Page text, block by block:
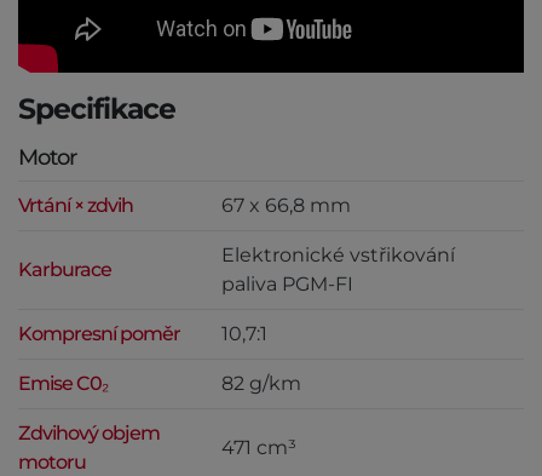
Specifikace
Motor
Vrtání × zdvih 67 x 66,8 mm
Karburace
Elektronické vstřikování
paliva PGM-FI
Kompresní poměr 10,7:1
Emise C0₂ 82 g/km
Zdvihový objem
motoru
471 cm³